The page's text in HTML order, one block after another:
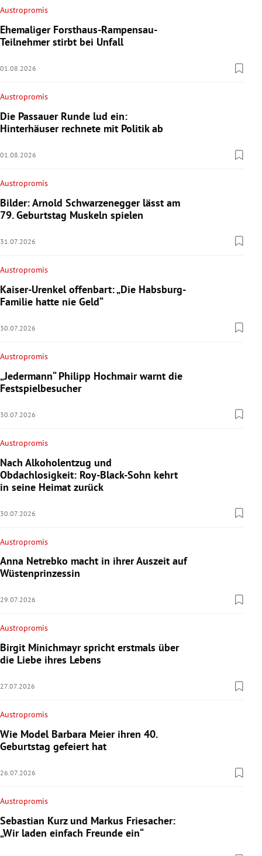
Austropromis
Ehemaliger Forsthaus-Rampensau-
Teilnehmer stirbt bei Unfall
01.08.2026
Austropromis
Die Passauer Runde lud ein:
Hinterhäuser rechnete mit Politik ab
01.08.2026
Austropromis
Bilder: Arnold Schwarzenegger lässt am
79. Geburtstag Muskeln spielen
31.07.2026
Austropromis
Kaiser-Urenkel offenbart: „Die Habsburg-
Familie hatte nie Geld“
30.07.2026
Austropromis
„Jedermann“ Philipp Hochmair warnt die
Festspielbesucher
30.07.2026
Austropromis
Nach Alkoholentzug und
Obdachlosigkeit: Roy-Black-Sohn kehrt
in seine Heimat zurück
30.07.2026
Austropromis
Anna Netrebko macht in ihrer Auszeit auf
Wüstenprinzessin
29.07.2026
Austropromis
Birgit Minichmayr spricht erstmals über
die Liebe ihres Lebens
27.07.2026
Austropromis
Wie Model Barbara Meier ihren 40.
Geburtstag gefeiert hat
26.07.2026
Austropromis
Sebastian Kurz und Markus Friesacher:
„Wir laden einfach Freunde ein“